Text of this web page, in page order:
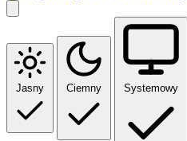
Jasny Ciemny Systemowy